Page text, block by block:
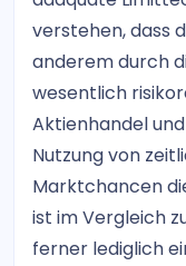
verstehen, dass
anderem durch
wesentlich
Aktienhandel
Nutzung von
Marktchancen
ist im Vergleich
ferner lediglich